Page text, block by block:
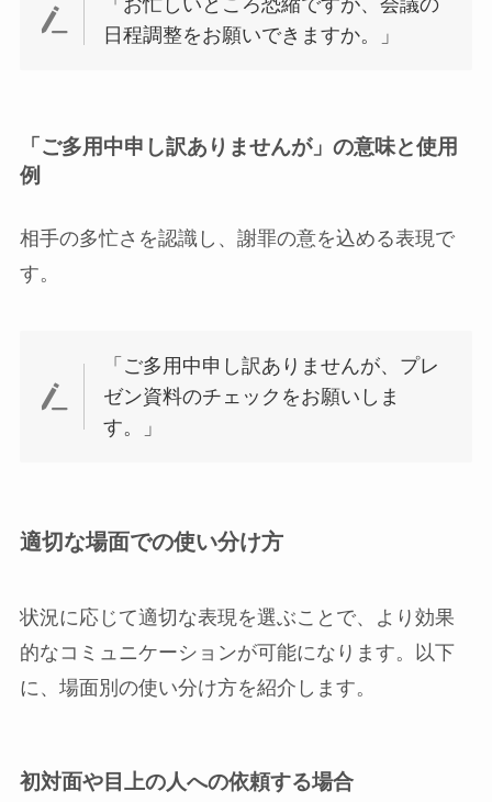
「お忙しいところ恐縮ですが、会議の
日程調整をお願いできますか。」
「ご多用中申し訳ありませんが」 の意味と使用
例
相手の多忙さを認識し、謝罪の意を込める表現で
す。
「ご多用中申し訳ありませんが、プレ
ゼン資料のチェックをお願いしま
す。」
適切な場面での使い分け方
状況に応じて適切な表現を選ぶことで、より効果
的なコミュニケーションが可能になります。以下
に、場面別の使い分け方を紹介します。
初対面や目上の人への依頼する場合